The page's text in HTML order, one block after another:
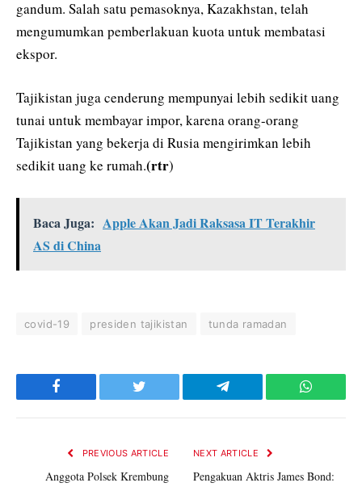
gandum. Salah satu pemasoknya, Kazakhstan, telah
mengumumkan pemberlakuan kuota untuk membatasi
ekspor.
Tajikistan juga cenderung mempunyai lebih sedikit uang
tunai untuk membayar impor, karena orang-orang
Tajikistan yang bekerja di Rusia mengirimkan lebih
sedikit uang ke rumah.(rtr)
Baca Juga: Apple Akan Jadi Raksasa IT Terakhir
AS di China
covid-19 presiden tajikistan tunda ramadan
Facebook Twitter Telegram
PREVIOUS ARTICLE
Anggota Polsek Krembung
NEXT ARTICLE
Pengakuan Aktris James Bond: